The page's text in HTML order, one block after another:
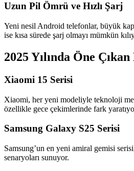
Uzun Pil Ömrü ve Hızlı Şarj
Yeni nesil Android telefonlar, büyük
ise kısa sürede şarj olmayı mümkün
2025 Yılında Öne
Xiaomi 15 Serisi
Xiaomi, her yeni modeliyle teknoloji
özellikle gece çekimlerinde fark
Samsung Galaxy S25 Serisi
Samsung’un en yeni amiral gemisi
senaryoları sunuyor.